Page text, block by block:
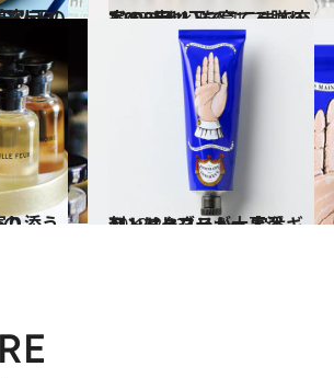
2018.12.4
3,000円以下でここまで充実！ きれいを育てる贈りもの8点
ビューティ＆ヘルス
2019.2.13
ハンドクリーム、入浴剤、ハーブティー 定番ギフトはヒネリが大事
ライフスタイル